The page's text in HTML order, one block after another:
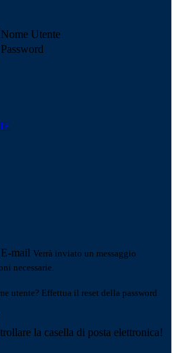
Nome Utente
Password
E-mail Verrà inviato un messaggio
necessarie.
utente? Effettua il reset della password
la casella di posta elettronica!